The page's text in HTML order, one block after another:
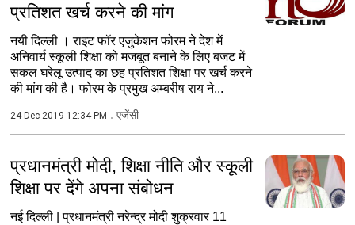
प्रतिशत खर्च करने की मांग
नयी दिल्ली । राइट फॉर एजुकेशन फोरम ने देश में
अनिवार्य स्कूली शिक्षा को मजबूत बनाने के लिए बजट में
सकल घरेलू उत्पाद का छह प्रतिशत शिक्षा पर खर्च करने
की मांग की है। फोरम के प्रमुख अम्बरीष राय ने...
24 Dec 2019 12:34 PM एजेंसी
प्रधानमंत्री मोदी, शिक्षा नीति और स्कूली
शिक्षा पर देंगे अपना संबोधन
नई दिल्ली | प्रधानमंत्री नरेन्द्र मोदी शुक्रवार 11